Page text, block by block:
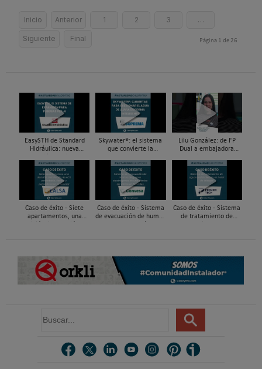
Inicio Anterior 1 2 3 …
Siguiente Final Página 1 de 26
EasySTH de Standard
Hidráulica: nueva
de expansión para
tuberías PEX
Skywater®: el sistema
que convierte la
infraestructura activa de
gestión del agua...
Lilu González: de FP
Dual a embajadora
| Mecatrónica Industrial
Caso de éxito - Siete
apartamentos, una
Caso de éxito - Sistema
de evacuación de humos
Caso de éxito - Sistema
de tratamiento de
u